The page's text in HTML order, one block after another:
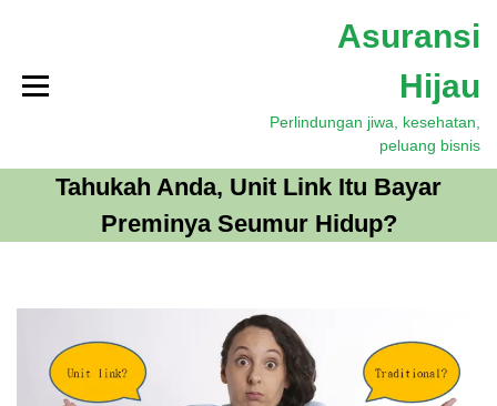
Asuransi
Hijau
Perlindungan jiwa, kesehatan,
peluang bisnis
Tahukah Anda, Unit Link Itu Bayar
Preminya Seumur Hidup?